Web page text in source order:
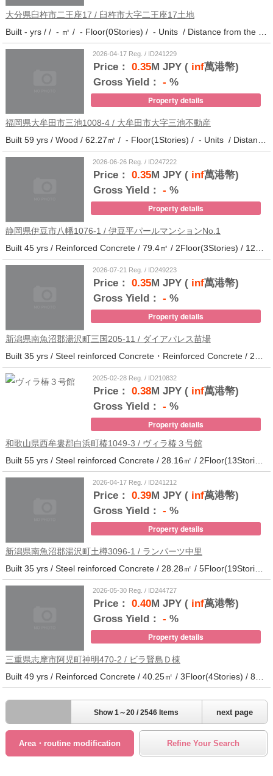
大分県臼杵市二王座17 / 臼杵市大字二王座17土地
2026-04-17 Reg. / ID241229
Price： 0.35M JPY (inf萬港幣)
Gross Yield： - %
Property details
福岡県大牟田市三池1008-4 / 大牟田市大字三池不動産
2026-06-26 Reg. / ID247222
Price： 0.35M JPY (inf萬港幣)
Gross Yield： - %
Property details
静岡県伊豆市八幡1076-1 / 伊豆平パールマンションNo.1
2026-07-21 Reg. / ID249223
Price： 0.35M JPY (inf萬港幣)
Gross Yield： - %
Property details
新潟県南魚沼郡湯沢町三国205-11 / ダイアパレス苗場
2025-02-28 Reg. / ID210832
Price： 0.38M JPY (inf萬港幣)
Gross Yield： - %
Property details
和歌山県西牟婁郡白浜町椿1049-3 / ヴィラ椿３号館
Built 55 yrs / Steel reinforced Concrete / 28.16㎡ / 2Floor(13Stories) / 73Units / Distance from the station.20
2026-04-17 Reg. / ID241212
Price： 0.39M JPY (inf萬港幣)
Gross Yield： - %
Property details
新潟県南魚沼郡湯沢町土樽3096-1 / ランパーツ中里
Built 35 yrs / Steel reinforced Concrete / 28.28㎡ / 5Floor(19Stories) / 309Units / Distance from the station.33
2026-05-30 Reg. / ID244727
Price： 0.40M JPY (inf萬港幣)
Gross Yield： - %
Property details
三重県志摩市阿児町神明470-2 / ビラ賢島Ｄ棟
next page
Show 1～20 / 2546 Items
Area・routine modification Refine Your Search